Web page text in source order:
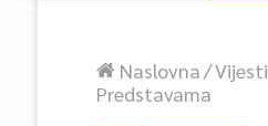
Naslovna/Vijesti
Predstavama